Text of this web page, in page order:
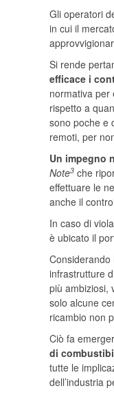
Gli operatori
in cui il
Si rende
efficace i
normativa per
rispetto a
sono poche e
remoti, per
Un impegno
Note3 che
effettuare le
anche il
In caso di
è ubicato il
infrastrutture
più ambiziosi,
solo alcune
ricambio non
Ciò fa
di
tutte le
dell’industria